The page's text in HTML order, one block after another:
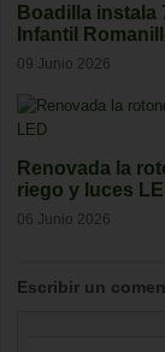
Boadilla instala
Infantil
09 Junio 2026
Renovada la
riego y luces
06 Junio 2026
Escribir un